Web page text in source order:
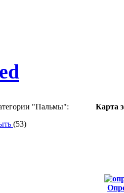
"Пальмы":
(53)
Карта